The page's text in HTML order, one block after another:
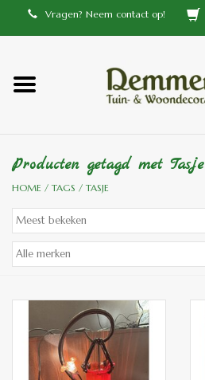
Vragen? Neem contact op!
Home
Tiffany lampen
Tuindecoraties
buitenlampen
Bronzen beelden voor
binnen en of buiten.
Producten getagd met Tasje
HOME / TAGS / TASJE